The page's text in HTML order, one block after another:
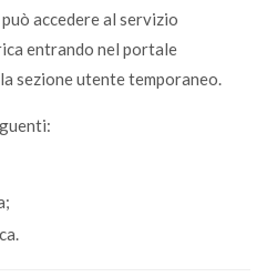
accedere al servizio
entrando nel portale
sezioneutente temporaneo.